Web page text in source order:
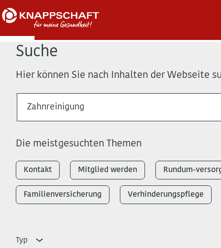
Suche
Hier können Sie nach Inhalten der Webseite
Die meistgesuchten Themen
Kontakt Mitglied werden Rundum-
Familienversicherung Verhinderungspflege
Typ